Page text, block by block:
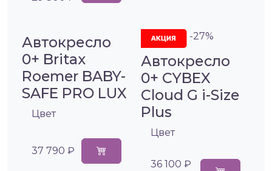
Автокресло
0+ Britax
Roemer BABY-
SAFE PRO LUX
Цвет
37 790 ₽
-27%
Автокресло
0+ CYBEX
Cloud G i-Size
Plus
Цвет
36 100 ₽